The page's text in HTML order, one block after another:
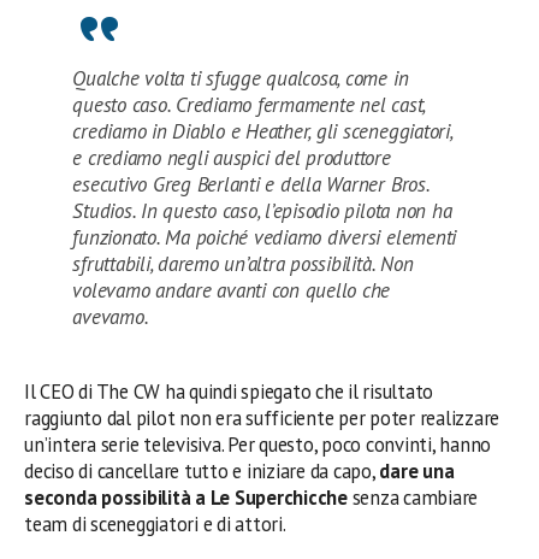
Qualche volta ti sfugge qualcosa, come in
questo caso. Crediamo fermamente nel cast,
crediamo in Diablo e Heather, gli sceneggiatori,
e crediamo negli auspici del produttore
esecutivo Greg Berlanti e della Warner Bros.
Studios. In questo caso, l’episodio pilota non ha
funzionato. Ma poiché vediamo diversi elementi
sfruttabili, daremo un’altra possibilità. Non
volevamo andare avanti con quello che
avevamo.
Il CEO di The CW ha quindi spiegato che il risultato
raggiunto dal pilot non era sufficiente per poter realizzare
un’intera serie televisiva. Per questo, poco convinti, hanno
deciso di cancellare tutto e iniziare da capo,dare una
seconda possibilità a Le Superchicchesenza cambiare
team di sceneggiatori e di attori.